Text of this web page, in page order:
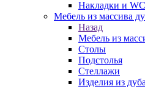
Накладки и
Мебель из массива
Назад
Мебель из
Столы
Подстолья
Стеллажи
Изделия из дуба